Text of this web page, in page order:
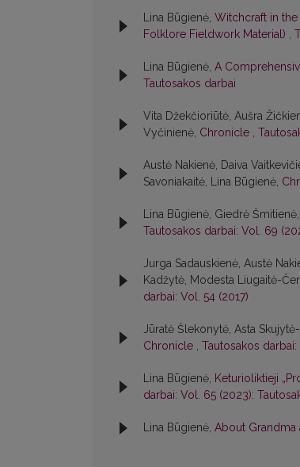
Lina Būgienė, Witchcraft in
Folklore Fieldwork Material) ,
Lina Būgienė, A
Tautosakos darbai
Vita Džekčioriūtė, Aušra
Vyčinienė, Chronicle ,
Austė Nakienė, Daiva
Savoniakaitė, Lina Būgienė,
Lina Būgienė, Giedrė
Tautosakos darbai: Vol. 69
Jurga Sadauskienė, Austė
Kadžytė, Modesta Liugaitė-
darbai: Vol. 54 (2017)
Jūratė Šlekonytė, Asta
Chronicle , Tautosakos
Lina Būgienė, Keturioliktieji
darbai: Vol. 65 (2023):
Lina Būgienė, About Grandma